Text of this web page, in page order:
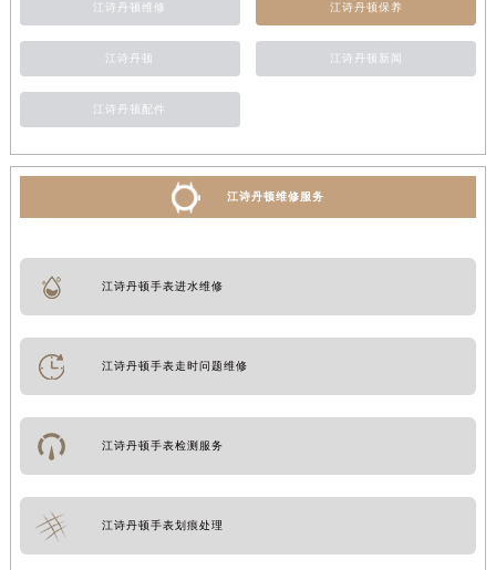
江诗丹顿维修 江诗丹顿保养
江诗丹顿 江诗丹顿新闻
江诗丹顿配件
江诗丹顿维修服务
江诗丹顿手表进水维修
江诗丹顿手表走时问题维修
江诗丹顿手表检测服务
江诗丹顿手表划痕处理